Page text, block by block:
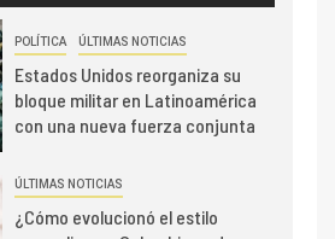
POLÍTICA ÚLTIMAS NOTICIAS
Estados Unidos reorganiza su
bloque militar en Latinoamérica
con una nueva fuerza conjunta
ÚLTIMAS NOTICIAS
¿Cómo evolucionó el estilo